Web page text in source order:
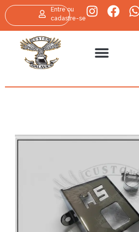
Entre ou
cadastre-se